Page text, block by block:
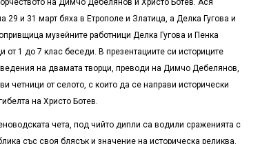
и 31 март бяха в Етрополе и Златица, а Делка Гугова и
музейните работници Делка Гугова и Пенка
1 до 7 клас беседи. В презентациите си историците
на двамата творци, преводи на Димчо Дебелянов,
от селото, с които да се направи исторически
на Христо Ботев.
чета, под чийто дипли са водили сраженията с
със своя блясък и значение на историческа реликва.